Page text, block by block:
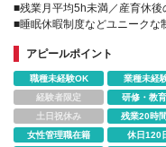
■残業月平均5h未満／産育休
■睡眠休暇制度などユニークな
アピールポイント
職種未経験OK 業種未経
経験者限定
研修・教
土日祝休み
残業20時
女性管理職在籍
休日120